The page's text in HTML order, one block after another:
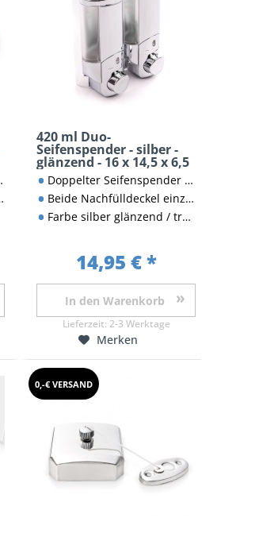
420 ml Duo-
Seifenspender - silber -
glänzend - 16 x 14,5 x 6,5
cmDoppelter Seifenspender in edlem Design
Beide Nachfülldeckel einzeln abschließbar
Farbe silber glänzend / transparent
14,95 € *
In den Warenkorb
Lieferzeit: 2-3 Werktage
Merken
0,-€ VERSAND